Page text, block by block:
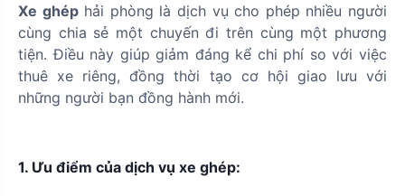
Xe ghéphải phòng là dịch vụ cho phép nhiều người
cùng chia sẻ một chuyến đi trên cùng một phương
tiện. Điều này giúp giảm đáng kể chi phí so với việc
thuê xe riêng, đồng thời tạo cơ hội giao lưu với
những người bạn đồng hành mới.
1. Ưu điểm của dịch vụ xe ghép: